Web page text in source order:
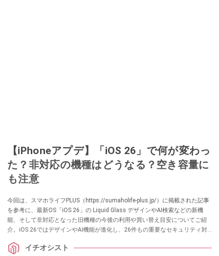
【iPhoneアプデ】「iOS 26」で何が変わっ
た？非対応の機種はどうなる？空き容量に
も注意
今回は、スマホライフPLUS（https://sumaholife-plus.jp/）に掲載された記事
を参考に、最新OS「iOS 26」の Liquid Glass デザインやAI検索などの新機
能、そして非対応となった旧機種の今後の利用や買い替え目安についてご紹
介。iOS 26ではデザインやAI機能が進化し、26件もの重要なセキュリティ対
項目の詳細はぜひ、スマホライフPLUSでご確認ください。
イチオシスト